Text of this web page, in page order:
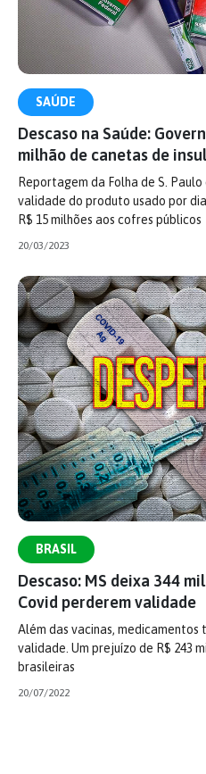
SAÚDE
Descaso na Saúde:
milhão de canetas de
Reportagem da Folha de S.
validade do produto usado por
R$ 15 milhões aos cofres públicos
20/03/2023
BRASIL
Descaso: MS deixa 344
Covid perderem validade
Além das vacinas, medicamentos
validade. Um prejuízo de R$ 243
brasileiras
20/07/2022